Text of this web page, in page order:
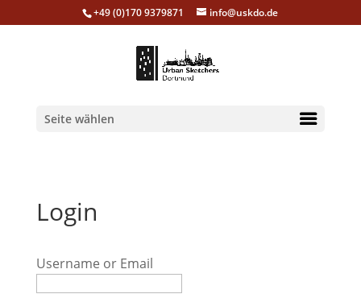
+49 (0)170 9379871 info@uskdo.de
Seite wählen
Login
Username or Email